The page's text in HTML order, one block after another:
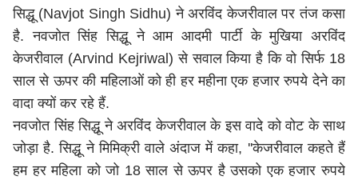
सिद्धू (Navjot Singh Sidhu) ने अरविंद केजरीवाल पर तंज कसा
है. नवजोत सिंह सिद्धू ने आम आदमी पार्टी के मुखिया अरविंद
केजरीवाल (Arvind Kejriwal) से सवाल किया है कि वो सिर्फ 18
साल से ऊपर की महिलाओं को ही हर महीना एक हजार रुपये देने का
वादा क्यों कर रहे हैं.
नवजोत सिंह सिद्धू ने अरविंद केजरीवाल के इस वादे को वोट के साथ
जोड़ा है. सिद्धू ने मिमिक्री वाले अंदाज में कहा, ''केजरीवाल कहते हैं
हम हर महिला को जो 18 साल से ऊपर है उसको एक हजार रुपये